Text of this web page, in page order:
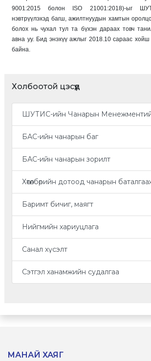
9001:2015 болон ISO 21001:2018)-ыг
нэвтрүүлэхэд багш, ажилтнуудын хамтын
болох нь чухал тул та бүхэн дараах товч
авна уу. Бид энэхүү ажлыг 2018.10 сараас хойш
байна.
Холбоотой цэсүүд
ШУТИС-ийн Чанарын
БАС-ийн чанарын баг
БАС-ийн чанарын зорилт
Хөтөлбөрийн дотоод чанарын
Баримт бичиг, маягт
Нийгмийн хариуцлага
Санал хүсэлт
Сэтгэл ханамжийн судалгаа
МАНАЙ ХАЯГ